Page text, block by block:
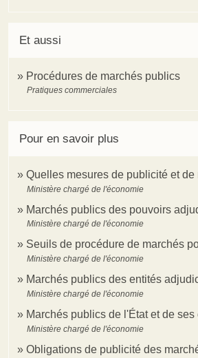
Et aussi
Procédures de marchés publics
Pratiques commerciales
Pour en savoir plus
Quelles mesures de publicité et
Ministère chargé de l'économie
Marchés publics des pouvoirs
Ministère chargé de l'économie
Seuils de procédure de marchés
Ministère chargé de l'économie
Marchés publics des entités
Ministère chargé de l'économie
Marchés publics de l'État et de
Ministère chargé de l'économie
Obligations de publicité des